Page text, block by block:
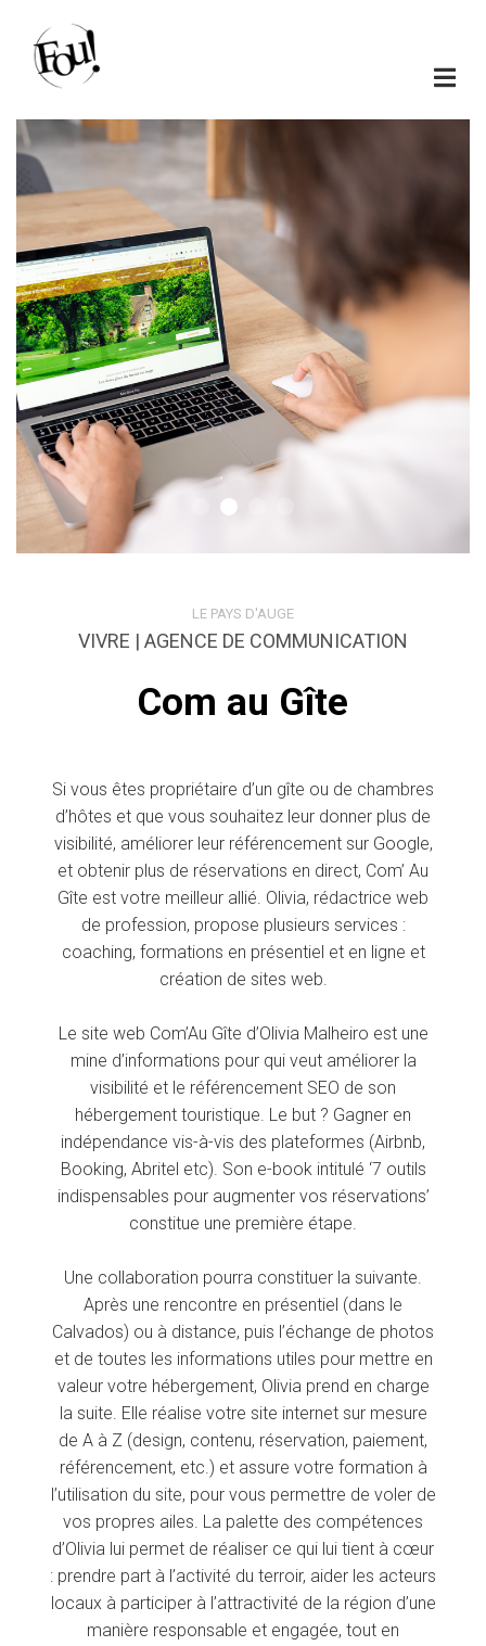
LE PAYS D'AUGE
VIVRE | AGENCE DE COMMUNICATION
Com au Gîte
Si vous êtes propriétaire d’un gîte ou de chambres
d’hôtes et que vous souhaitez leur donner plus de
visibilité, améliorer leur référencement sur Google,
et obtenir plus de réservations en direct, Com’ Au
Gîte est votre meilleur allié. Olivia, rédactrice web
de profession, propose plusieurs services :
coaching, formations en présentiel et en ligne et
création de sites web.
Le site web Com’Au Gîte d’Olivia Malheiro est une
mine d’informations pour qui veut améliorer la
visibilité et le référencement SEO de son
hébergement touristique. Le but ? Gagner en
indépendance vis-à-vis des plateformes (Airbnb,
Booking, Abritel etc). Son e-book intitulé ‘7 outils
indispensables pour augmenter vos réservations’
constitue une première étape.
Une collaboration pourra constituer la suivante.
Après une rencontre en présentiel (dans le
Calvados) ou à distance, puis l’échange de photos
et de toutes les informations utiles pour mettre en
valeur votre hébergement, Olivia prend en charge
la suite. Elle réalise votre site internet sur mesure
de A à Z (design, contenu, réservation, paiement,
référencement, etc.) et assure votre formation à
l’utilisation du site, pour vous permettre de voler de
vos propres ailes. La palette des compétences
d’Olivia lui permet de réaliser ce qui lui tient à cœur
: prendre part à l’activité du terroir, aider les acteurs
locaux à participer à l’attractivité de la région d’une
manière responsable et engagée, tout en